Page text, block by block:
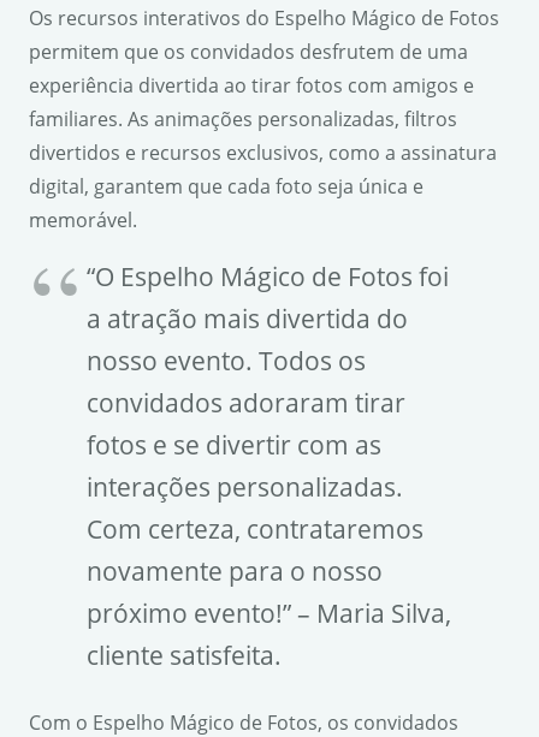
Os recursos interativos do Espelho Mágico de Fotos
permitem que os convidados desfrutem de uma
experiência divertida ao tirar fotos com amigos e
familiares. As animações personalizadas, filtros
divertidos e recursos exclusivos, como a assinatura
digital, garantem que cada foto seja única e
memorável.
“O Espelho Mágico de Fotos foi
a atração mais divertida do
nosso evento. Todos os
convidados adoraram tirar
fotos e se divertir com as
interações personalizadas.
Com certeza, contrataremos
novamente para o nosso
próximo evento!” – Maria Silva,
cliente satisfeita.
Com o Espelho Mágico de Fotos, os convidados